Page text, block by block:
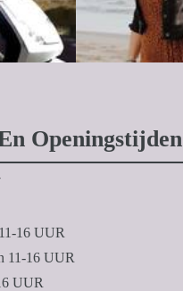
Openingstijden
16 UUR
11-16 UUR
UUR